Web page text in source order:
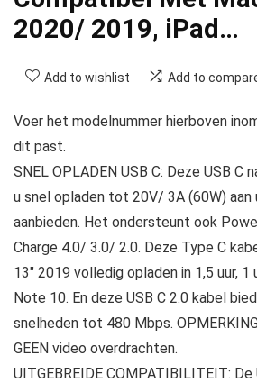
2020/ 2019, iPad…
Add to wishlist Add to
Voer het modelnummer hierboven
dit past.
SNEL OPLADEN USB C: Deze USB C
u snel opladen tot 20V/ 3A (60W) aan
aanbieden. Het ondersteunt ook
Charge 4.0/ 3.0/ 2.0. Deze Type C
13″ 2019 volledig opladen in 1,5 uur, 1
Note 10. En deze USB C 2.0 kabel
snelheden tot 480 Mbps.
GEEN video overdrachten.
UITGEBREIDE COMPATIBILITEIT: De